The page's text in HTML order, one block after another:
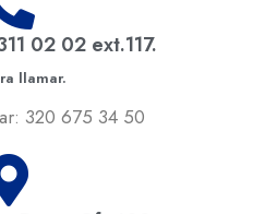
02 02 ext.117.
llamar.
320 675 34 50